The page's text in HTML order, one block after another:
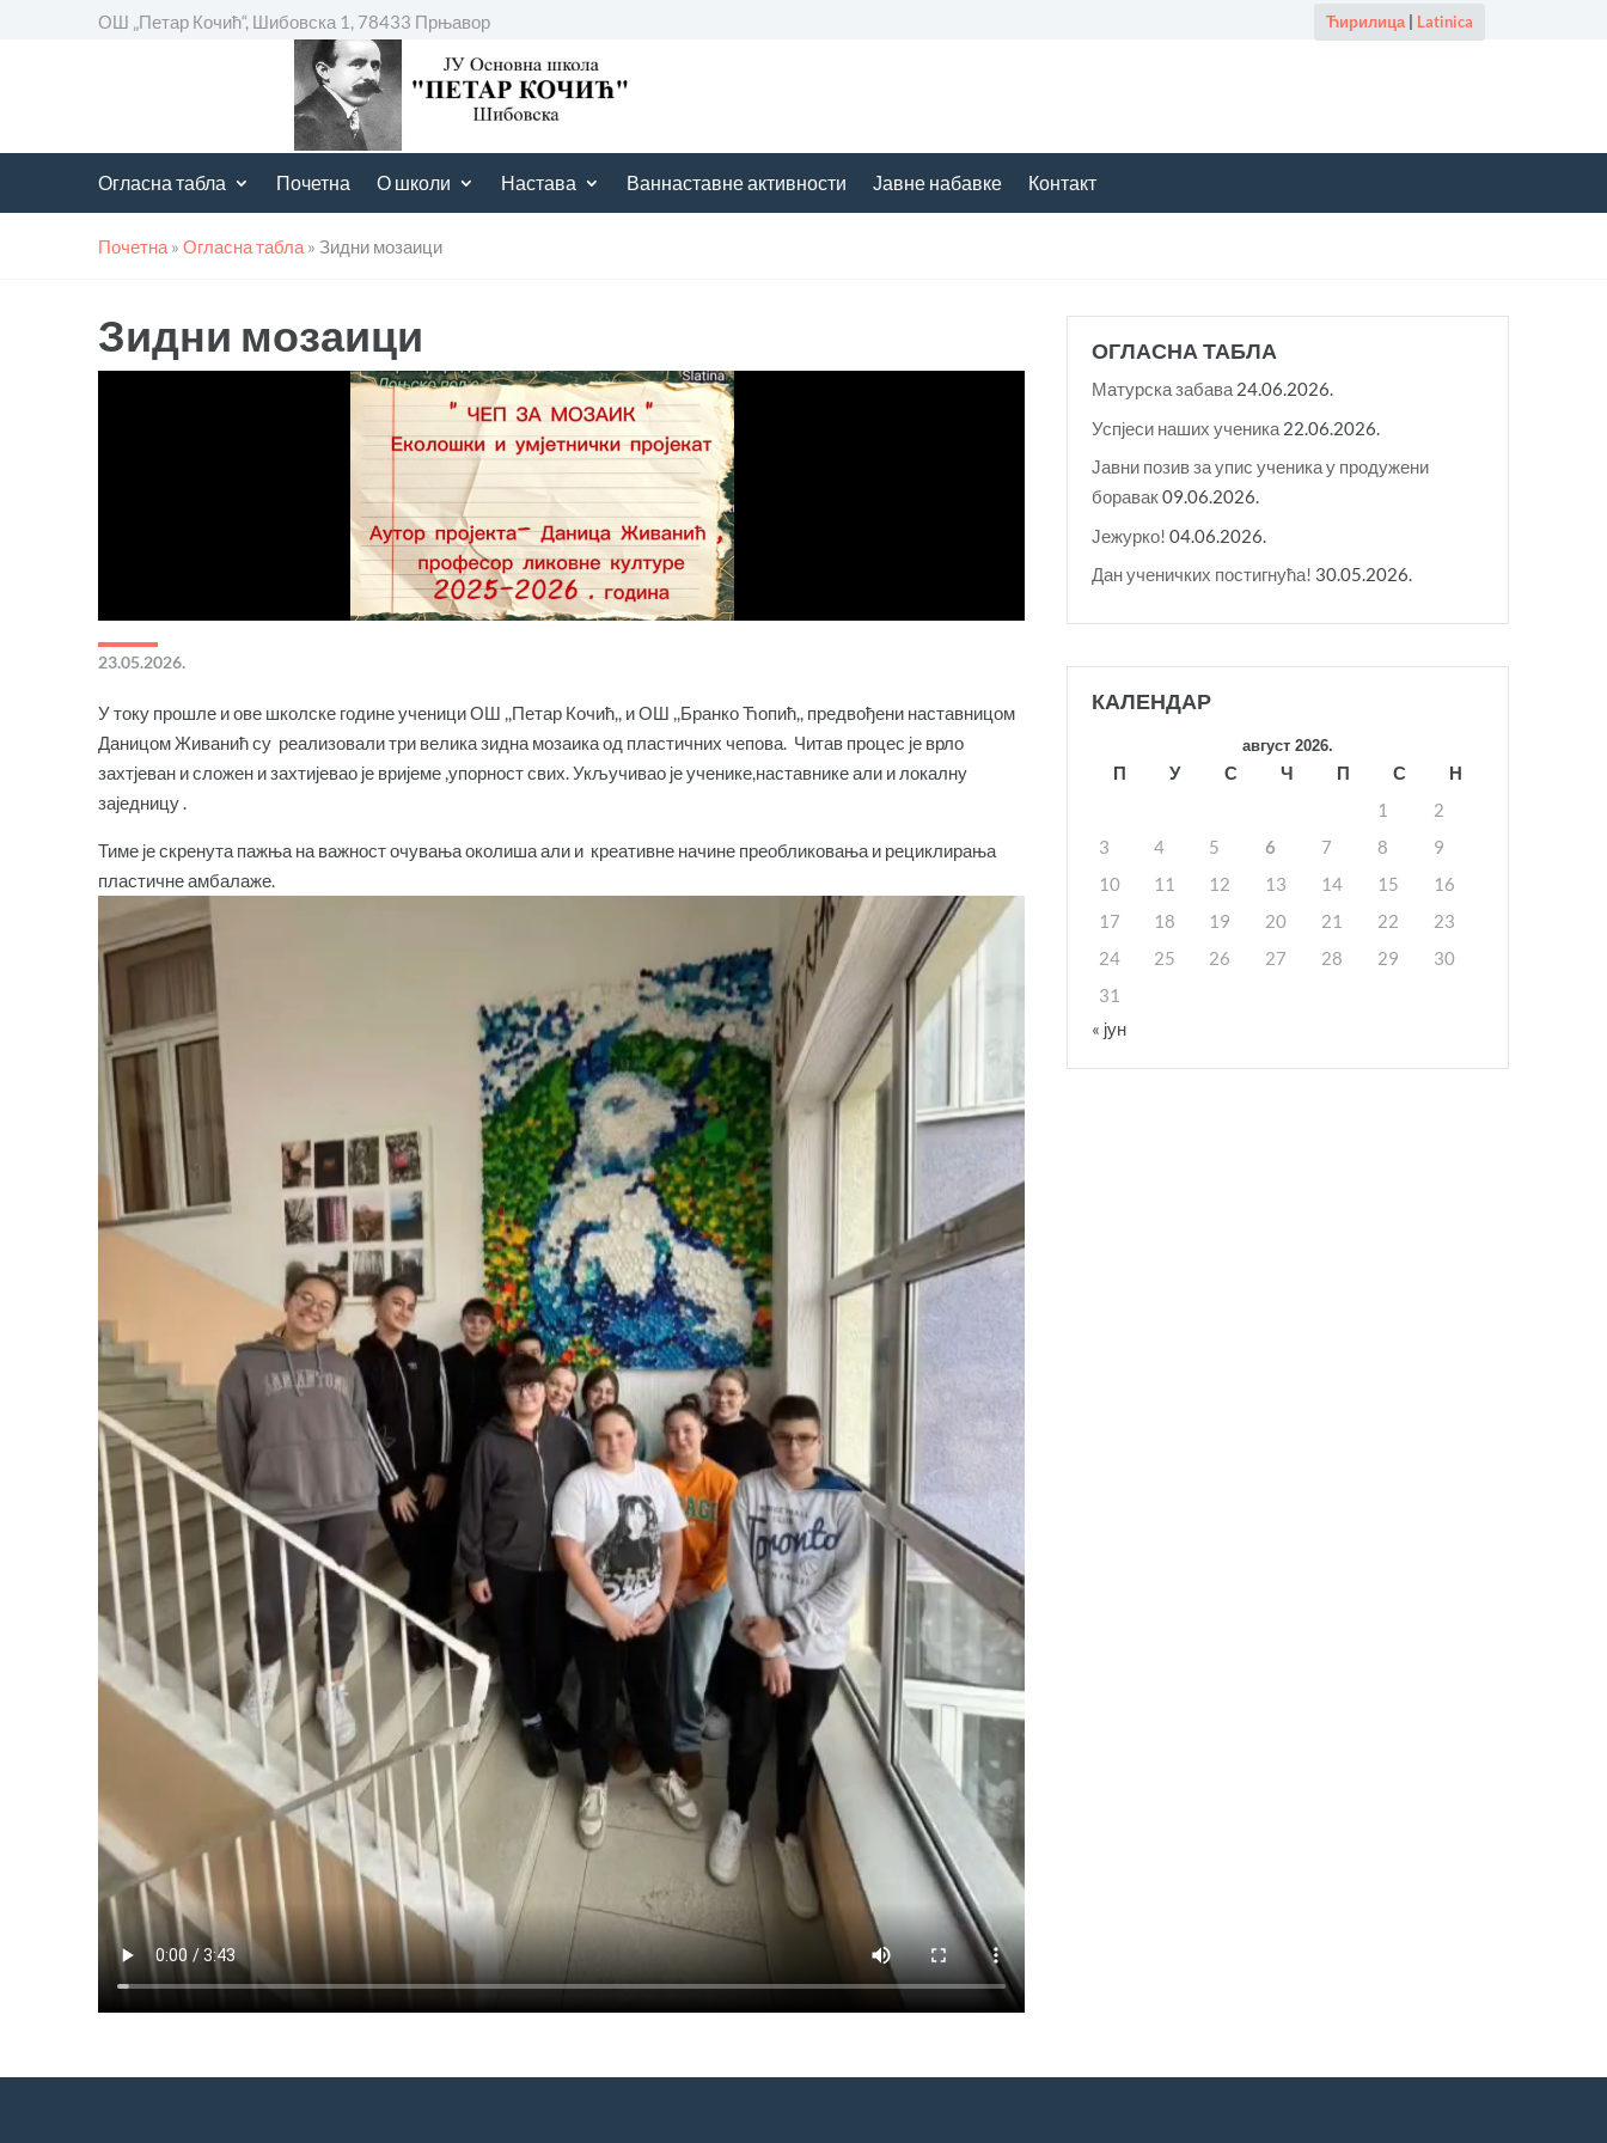
ОШ „Петар Кочић“, Шибовска 1, 78433 Прњавор Ћирилица| Latinica
Огласна табла Почетна О школи Настава Ваннаставне активности Јавне набавке Контакт
Почетна » Огласна табла » Зидни мозаици
Зидни мозаици
23.05.2026.
У току прошле и ове школске године ученици ОШ ,,Петар Кочић,, и ОШ ,,Бранко Ћопић,, предвођени наставницом
Даницом Живанић су реализовали три велика зидна мозаика од пластичних чепова. Читав процес је врло
захтјеван и сложен и захтијевао је вријеме ,упорност свих. Укључивао је ученике,наставнике али и локалну
заједницу .
Тиме је скренута пажња на важност очувања околиша али и креативне начине преобликовања и рециклирања
пластичне амбалаже.
ОГЛАСНА ТАБЛА
Матурска забава 24.06.2026.
Успјеси наших ученика 22.06.2026.
Јавни позив за упис ученика у продужени
боравак09.06.2026.
Јежурко! 04.06.2026.
Дан ученичких постигнућа! 30.05.2026.
КАЛЕНДАР
август 2026.
П У С Ч П С
Н
1
2
3
4 5 6 7 8
9
10
11 12 13 14 15
16
17
18 19 20 21 22
23
24
25 26 27 28 29
30
31
« јун